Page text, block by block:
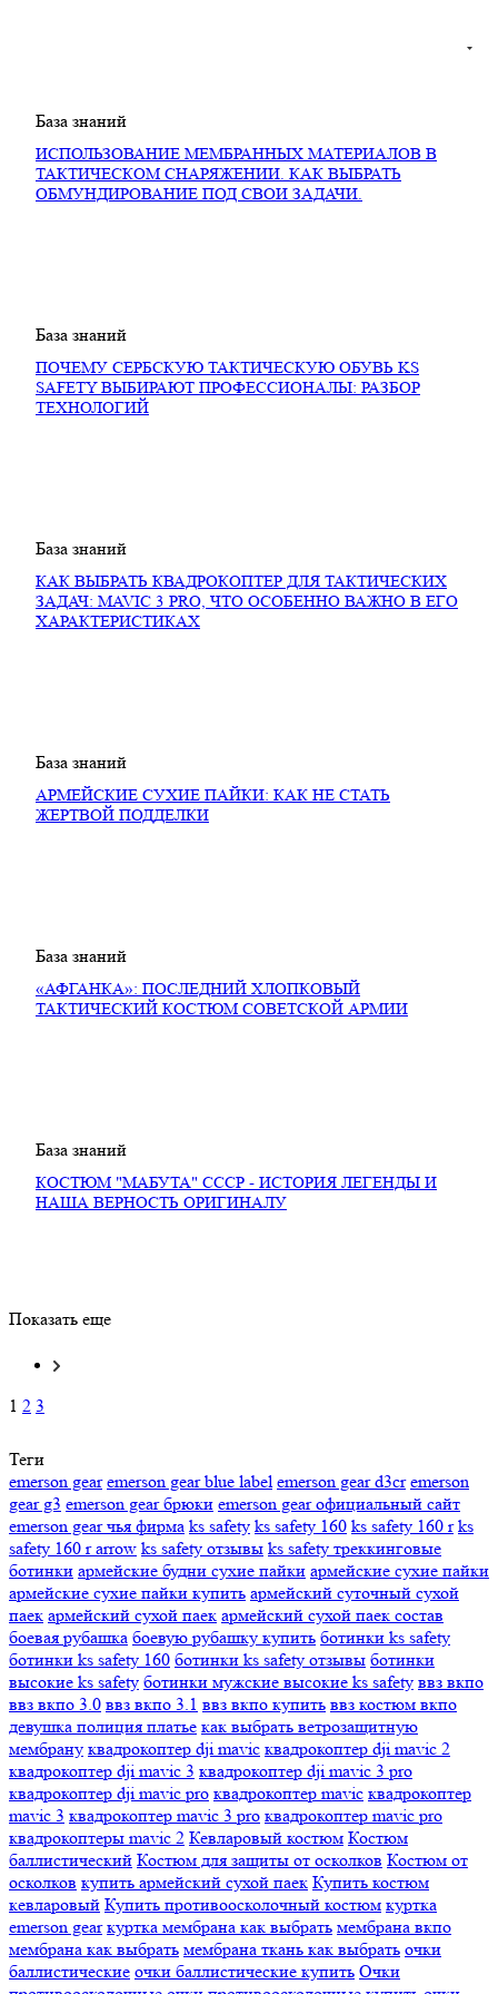
База знаний
ИСПОЛЬЗОВАНИЕ МЕМБРАННЫХ МАТЕРИАЛОВ В
ТАКТИЧЕСКОМ СНАРЯЖЕНИИ. КАК ВЫБРАТЬ
ОБМУНДИРОВАНИЕ ПОД СВОИ ЗАДАЧИ.
База знаний
ПОЧЕМУ СЕРБСКУЮ ТАКТИЧЕСКУЮ ОБУВЬ KS
SAFETY ВЫБИРАЮТ ПРОФЕССИОНАЛЫ: РАЗБОР
ТЕХНОЛОГИЙ
База знаний
КАК ВЫБРАТЬ КВАДРОКОПТЕР ДЛЯ ТАКТИЧЕСКИХ
ЗАДАЧ: MAVIC 3 PRO, ЧТО ОСОБЕННО ВАЖНО В ЕГО
ХАРАКТЕРИСТИКАХ
База знаний
АРМЕЙСКИЕ СУХИЕ ПАЙКИ: КАК НЕ СТАТЬ
ЖЕРТВОЙ ПОДДЕЛКИ
База знаний
«АФГАНКА»: ПОСЛЕДНИЙ ХЛОПКОВЫЙ
ТАКТИЧЕСКИЙ КОСТЮМ СОВЕТСКОЙ АРМИИ
База знаний
КОСТЮМ "МАБУТА" СССР - ИСТОРИЯ ЛЕГЕНДЫ И
НАША ВЕРНОСТЬ ОРИГИНАЛУ
Показать еще
1 2 3
Теги
emerson gear emerson gear blue label emerson gear d3cr emerson
gear g3 emerson gear брюки emerson gear официальный сайт
emerson gear чья фирма ks safety ks safety 160 ks safety 160 r ks
safety 160 r arrow ks safety отзывы ks safety треккинговые
ботинки армейские будни сухие пайки армейские сухие пайки
армейские сухие пайки купить армейский суточный сухой
паек армейский сухой паек армейский сухой паек состав
боевая рубашка боевую рубашку купить ботинки ks safety
ботинки ks safety 160 ботинки ks safety отзывы ботинки
высокие ks safety ботинки мужские высокие ks safety ввз вкпо
ввз вкпо 3.0 ввз вкпо 3.1 ввз вкпо купить ввз костюм вкпо
девушка полиция платье как выбрать ветрозащитную
мембрану квадрокоптер dji mavic квадрокоптер dji mavic 2
квадрокоптер dji mavic 3 квадрокоптер dji mavic 3 pro
квадрокоптер dji mavic pro квадрокоптер mavic квадрокоптер
mavic 3 квадрокоптер mavic 3 pro квадрокоптер mavic pro
квадрокоптеры mavic 2 Кевларовый костюм Костюм
баллистический Костюм для защиты от осколков Костюм от
осколков купить армейский сухой паек Купить костюм
кевларовый Купить противоосколочный костюм куртка
emerson gear куртка мембрана как выбрать мембрана вкпо
мембрана как выбрать мембрана ткань как выбрать очки
баллистические очки баллистические купить Очки